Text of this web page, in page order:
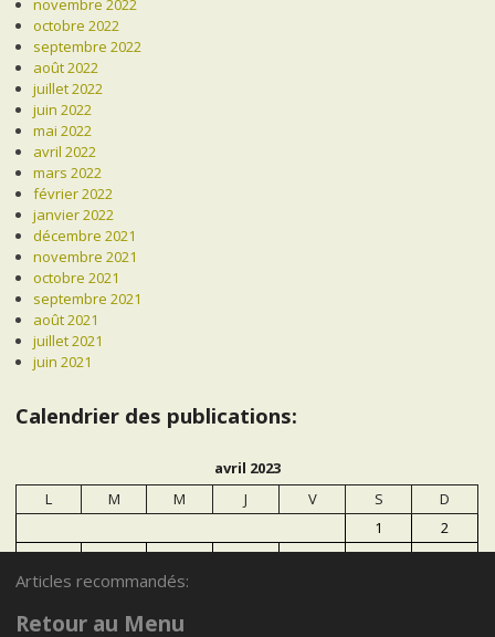
novembre 2022
octobre 2022
septembre 2022
août 2022
juillet 2022
juin 2022
mai 2022
avril 2022
mars 2022
février 2022
janvier 2022
décembre 2021
novembre 2021
octobre 2021
septembre 2021
août 2021
juillet 2021
juin 2021
Calendrier des publications:
avril 2023
L
M M J V S
D
1
2
3
4 5 6 7 8
9
10
11 12
17
Articles recommandés:
Retour au Menu